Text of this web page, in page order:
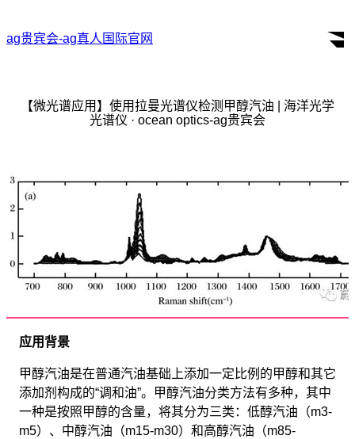
for:
ag贵宾会-ag真人国际官网
【微光谱应用】使用拉曼光谱仪检测甲醇汽油 | 海洋光学
光谱仪 · ocean optics-ag贵宾会
应用背景
甲醇汽油是在普通汽油基础上添加一定比例的甲醇和其它
添加剂构成的“调和油”。甲醇汽油分类方法有多种，其中
一种是按照甲醇的含量，将其分为三类：低醇汽油（m3-
m5）、中醇汽油（m15-m30）和高醇汽油（m85-